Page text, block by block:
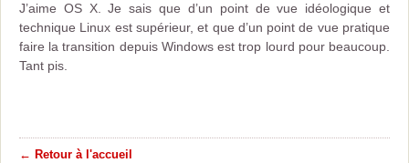
J’aime OS X. Je sais que d’un point de vue idéologique et
technique Linux est supérieur, et que d’un point de vue pratique
faire la transition depuis Windows est trop lourd pour beaucoup.
Tant pis.
← Retour à l'accueil